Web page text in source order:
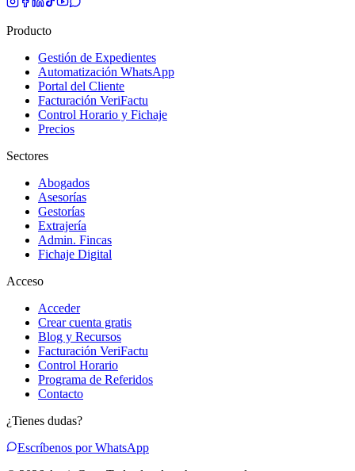
Producto
Gestión de Expedientes
Automatización WhatsApp
Portal del Cliente
Facturación VeriFactu
Control Horario y Fichaje
Precios
Sectores
Abogados
Asesorías
Gestorías
Extrajería
Admin. Fincas
Fichaje Digital
Acceso
Acceder
Crear cuenta gratis
Blog y Recursos
Facturación VeriFactu
Control Horario
Programa de Referidos
Contacto
¿Tienes dudas?
Escríbenos por WhatsApp